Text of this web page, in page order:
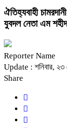
ঐতিহ্যবাহী
যুবদল নেতা এম শহীদ
Reporter Name
Update : শনিবার,
Share